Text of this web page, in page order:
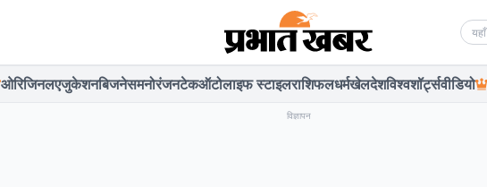
ओरिजिनलएजुकेशनबिजनेसमनोरंजनटेकऑटोलाइफ स्टाइलराशिफलधर्मखेलदेशविश्वशॉर्ट्सवीडियो
विज्ञापन